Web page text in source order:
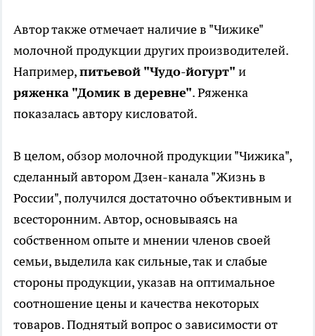
Автор также отмечает наличие в "Чижике"
молочной продукции других производителей.
Например,питьевой "Чудо-йогурт" и
ряженка "Домик в деревне". Ряженка
показалась автору кисловатой.
В целом, обзор молочной продукции "Чижика",
сделанный автором Дзен-канала "Жизнь в
России", получился достаточно объективным и
всесторонним. Автор, основываясь на
собственном опыте и мнении членов своей
семьи, выделила как сильные, так и слабые
стороны продукции, указав на оптимальное
соотношение цены и качества некоторых
товаров. Поднятый вопрос о зависимости от